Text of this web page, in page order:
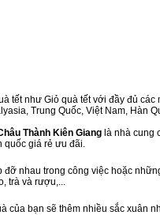
tết như Giỏ quà tết với đầy đủ
Trung Quốc, Việt Nam, Hàn
Thành Kiên Giang là nhà cung
quốc giá rẻ ưu đãi.
đỡ nhau trong công việc hoặc
trà và rượu,...
của bạn sẽ thêm nhiều sắc xuân